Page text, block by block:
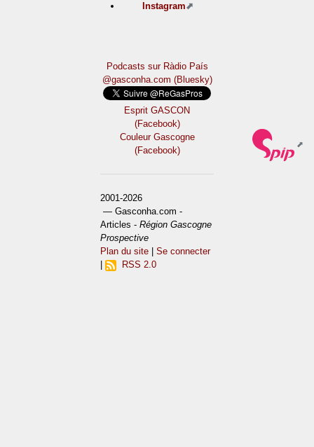
Instagram
Podcasts sur Ràdio País
@gasconha.com (Bluesky)
Esprit GASCON
(Facebook)
Couleur Gascogne
(Facebook)
2001-2026
— Gasconha.com -
Articles -Région Gascogne
Prospective
Plan du site |Se connecter
|
RSS 2.0